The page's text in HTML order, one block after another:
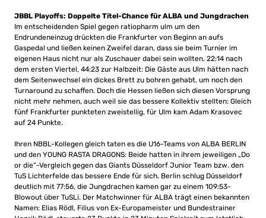
JBBL Playoffs: Doppelte Titel-Chance für ALBA und Jungdrachen
Im entscheidenden Spiel gegen ratiopharm ulm um den
Endrundeneinzug drückten die Frankfurter von Beginn an aufs
Gaspedal und ließen keinen Zweifel daran, dass sie beim Turnier im
eigenen Haus nicht nur als Zuschauer dabei sein wollten. 22:14 nach
dem ersten Viertel, 44:23 zur Halbzeit: Die Gäste aus Ulm hätten nach
dem Seitenwechsel ein dickes Brett zu bohren gehabt, um noch den
Turnaround zu schaffen. Doch die Hessen ließen sich diesen Vorsprung
nicht mehr nehmen, auch weil sie das bessere Kollektiv stellten: Gleich
fünf Frankfurter punkteten zweistellig, für Ulm kam Adam Krasovec
auf 24 Punkte.
Ihren NBBL-Kollegen gleich taten es die U16-Teams von ALBA BERLIN
und den YOUNG RASTA DRAGONS: Beide hatten in ihrem jeweiligen „Do
or die“-Vergleich gegen das Giants Düsseldorf Junior Team bzw. den
TuS Lichterfelde das bessere Ende für sich. Berlin schlug Düsseldorf
deutlich mit 77:56, die Jungdrachen kamen gar zu einem 109:53-
Blowout über TuSLi. Der Matchwinner für ALBA trägt einen bekannten
Namen: Elias Rödl, Filius von Ex-Europameister und Bundestrainer